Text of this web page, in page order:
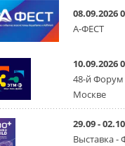
компанию
31 ИЮЛЯ 2026
28 июля
комиссия по
свой
31 ИЮЛЯ 2026
Уже
08.09.2026
А-ФЕСТ
10.09.2026
48-й
Москве
29.09 -
Выставка -